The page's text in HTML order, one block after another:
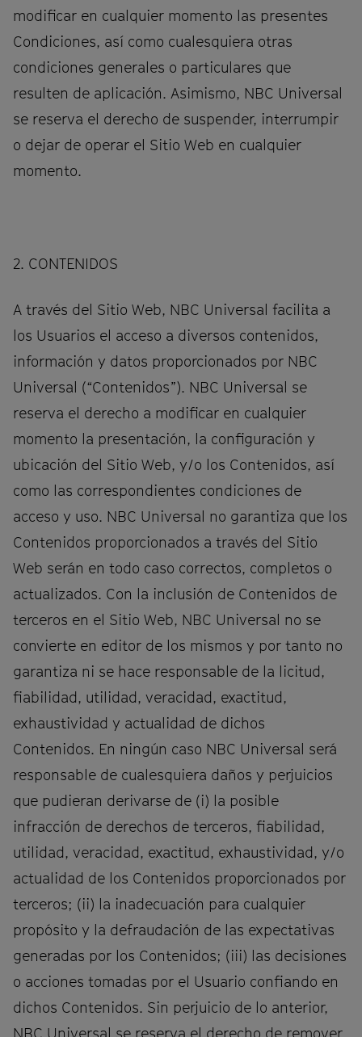
modificar en cualquier momento las presentes
Condiciones, así como cualesquiera otras
condiciones generales o particulares que
resulten de aplicación. Asimismo, NBC Universal
se reserva el derecho de suspender, interrumpir
o dejar de operar el Sitio Web en cualquier
momento.
2. CONTENIDOS
A través del Sitio Web, NBC Universal facilita a
los Usuarios el acceso a diversos contenidos,
información y datos proporcionados por NBC
Universal (“Contenidos”). NBC Universal se
reserva el derecho a modificar en cualquier
momento la presentación, la configuración y
ubicación del Sitio Web, y/o los Contenidos, así
como las correspondientes condiciones de
acceso y uso. NBC Universal no garantiza que los
Contenidos proporcionados a través del Sitio
Web serán en todo caso correctos, completos o
actualizados. Con la inclusión de Contenidos de
terceros en el Sitio Web, NBC Universal no se
convierte en editor de los mismos y por tanto no
garantiza ni se hace responsable de la licitud,
fiabilidad, utilidad, veracidad, exactitud,
exhaustividad y actualidad de dichos
Contenidos. En ningún caso NBC Universal será
responsable de cualesquiera daños y perjuicios
que pudieran derivarse de (i) la posible
infracción de derechos de terceros, fiabilidad,
utilidad, veracidad, exactitud, exhaustividad, y/o
actualidad de los Contenidos proporcionados por
terceros; (ii) la inadecuación para cualquier
propósito y la defraudación de las expectativas
generadas por los Contenidos; (iii) las decisiones
o acciones tomadas por el Usuario confiando en
dichos Contenidos. Sin perjuicio de lo anterior,